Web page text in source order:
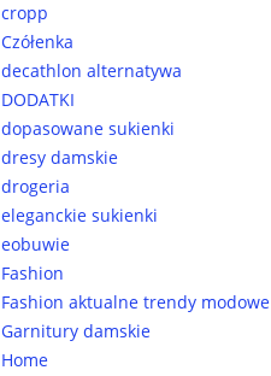
cropp
Czółenka
decathlon alternatywa
DODATKI
dopasowane sukienki
dresy damskie
drogeria
eleganckie sukienki
eobuwie
Fashion
Fashion aktualne trendy modowe
Garnitury damskie
Home